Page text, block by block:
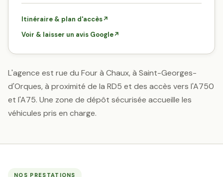
Itinéraire & plan d'accès↗
Voir & laisser un avis Google↗
L'agence est rue du Four à Chaux, à Saint-Georges-
d'Orques, à proximité de la RD5 et des accès vers l'A750
et l'A75. Une zone de dépôt sécurisée accueille les
véhicules pris en charge.
NOS PRESTATIONS